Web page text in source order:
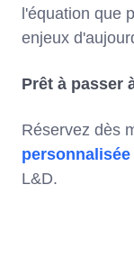
l'équation que
enjeux
Prêt à passer
Réservez dès
personnalisée
L&D.